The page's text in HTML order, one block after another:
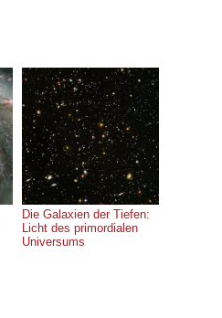
Die Galaxien der Tiefen:
Licht des primordialen
Universums